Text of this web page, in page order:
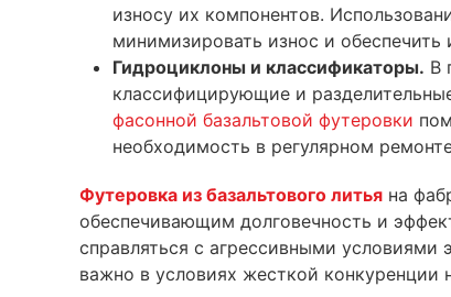
износу их компонентов.
минимизировать износ и обеспечить
Гидроциклоны и классификаторы. В
классифицирующие и
фасонной базальтовой футеровки
необходимость в регулярном
Футеровка из базальтового литья на
обеспечивающим долговечность и
справляться с агрессивными условиями
важно в условиях жесткой